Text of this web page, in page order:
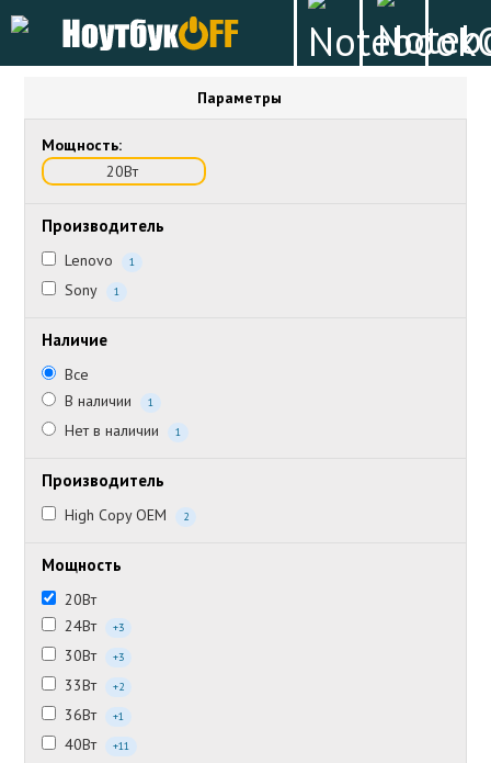
Параметры
Мощность:
20Вт
Производитель
Lenovo 1
Sony 1
Наличие
Все
В наличии
1
Нет в наличии 1
Производитель
High Copy OEM 2
Мощность
20Вт
24Вт
+3
30Вт +3
33Вт +2
36Вт +1
40Вт +11